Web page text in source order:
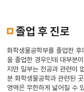
졸업 후 진로
화학생물공학부를 졸업한
을 졸업한 경우인데 대부분
지만 일부는 전공과 관련이
분 화학생물공학과 관련된
영역은 무한하게 넓어질 수